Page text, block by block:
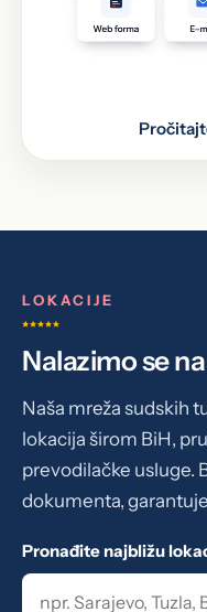
jednu od 48
3 Prijevod je
LOKACIJE
Nalazimo se na
Naša mreža sudskih
lokacija širom BiH,
prevodilačke usluge.
dokumenta,
Pronađite najbližu